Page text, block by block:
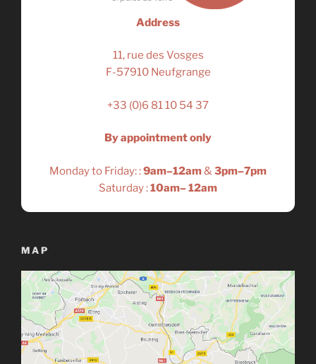
Address
11, rue des Vosges
F-57910 Neufgrange
+33 (0)6 81 10 54 37
By appointment only
Monday to Friday: :9am–12am&3pm–7pm
Saturday :10am– 12am
MAP